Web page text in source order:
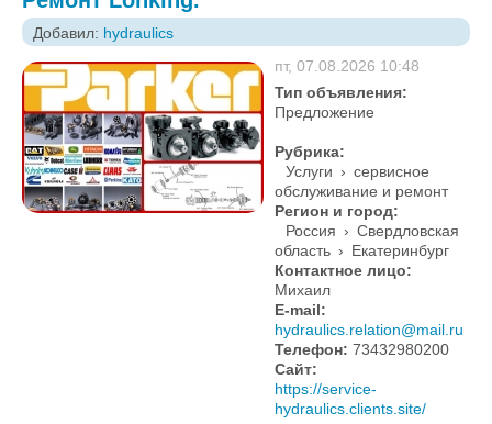
Добавил: hydraulics
пт, 07.08.2026 10:48
Тип объявления:
Предложение
Рубрика:
Услуги › сервисное
обслуживание и ремонт
Регион и город:
Россия › Свердловская
область › Екатеринбург
Контактное лицо:
Михаил
E-mail:
hydraulics.relation@mail.ru
Телефон: 73432980200
Сайт:
https://service-
hydraulics.clients.site/